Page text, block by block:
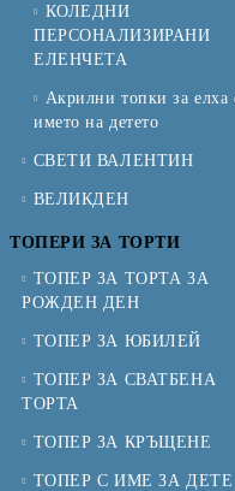
КОЛЕДНИ
ПЕРСОНАЛИЗИРАНИ
ЕЛЕНЧЕТА
Акрилни топки за елха
името на детето
СВЕТИ ВАЛЕНТИН
ВЕЛИКДЕН
ТОПЕРИ ЗА ТОРТИ
ТОПЕР ЗА ТОРТА ЗА
РОЖДЕН ДЕН
ТОПЕР ЗА ЮБИЛЕЙ
ТОПЕР ЗА СВАТБЕНА
ТОРТА
ТОПЕР ЗА КРЪЩЕНЕ
ТОПЕР С ИМЕ ЗА ДЕТЕ